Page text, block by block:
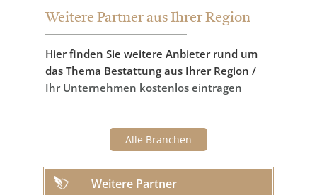
Weitere Partner aus Ihrer Region
Hier finden Sie weitere Anbieter rund um
das Thema Bestattung aus Ihrer Region /
Ihr Unternehmen kostenlos eintragen
Alle Branchen
Weitere Partner